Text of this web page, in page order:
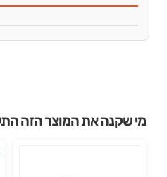
מי שקנה את המוצר הזה